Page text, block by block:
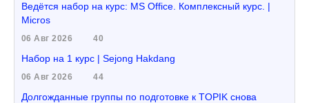
Ведётся набор на курс: MS Office. Комплексный курс. |
Micros
06 Авг 2026 40
Набор на 1 курс | Sejong Hakdang
06 Авг 2026 44
Долгожданные группы по подготовке к TOPIK снова